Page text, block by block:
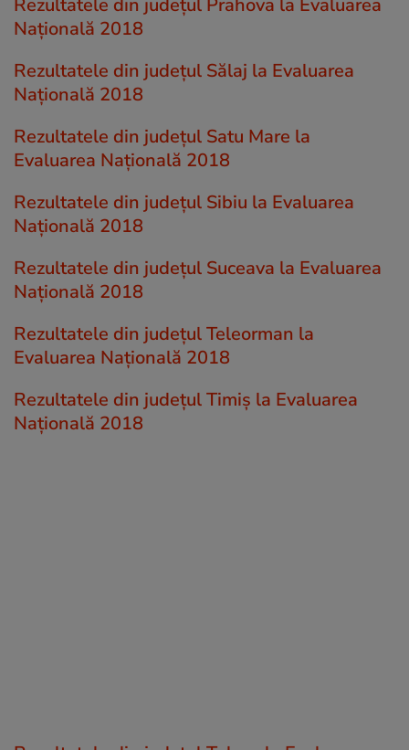
Națională 2018
Rezultatele din județul Sălaj la Evaluarea
Națională 2018
Rezultatele din județul Satu Mare la
Evaluarea Națională 2018
Rezultatele din județul Sibiu la Evaluarea
Națională 2018
Rezultatele din județul Suceava la Evaluarea
Națională 2018
Rezultatele din județul Teleorman la
Evaluarea Națională 2018
Rezultatele din județul Timiș la Evaluarea
Națională 2018